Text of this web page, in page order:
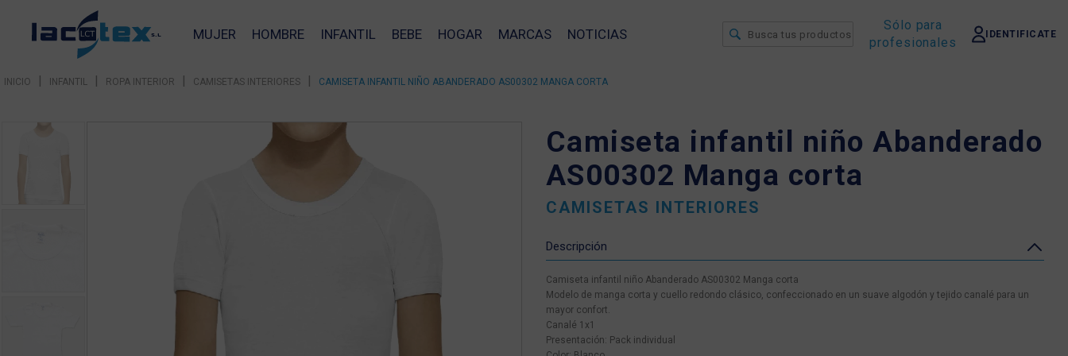
MUJER HOMBRE INFANTIL BEBE HOGAR MARCAS NOTICIAS
Sólo para
profesionales
IDENTIFICATE
INICIO | INFANTIL | ROPA INTERIOR | CAMISETAS INTERIORES | CAMISETA INFANTIL NIÑO ABANDERADO AS00302 MANGA CORTA
Camiseta infantil niño Abanderado
AS00302 Manga corta
CAMISETAS INTERIORES
Descripción
Camiseta infantil niño Abanderado AS00302 Manga corta
Modelo de manga corta y cuello redondo clásico, confeccionado en un suave algodón y tejido canalé para un
mayor confort.
Canalé 1x1
Presentación: Pack individual